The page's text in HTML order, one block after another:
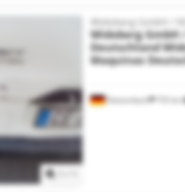
Widoberg GmbH / NS Maquinas
Deutschland Widoberg GmbH /
Dietzenbach 755 km
Widoberg GmbH /
Widoberg GmbH
Deutschland
Maquinas